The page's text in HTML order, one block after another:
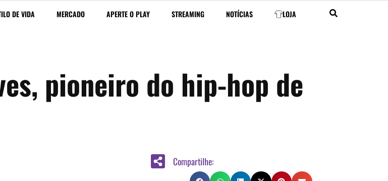
DE VIDA MERCADO APERTE O PLAY STREAMING NOTÍCIAS LOJA
pioneiro do hip-hop de
Compartilhe: